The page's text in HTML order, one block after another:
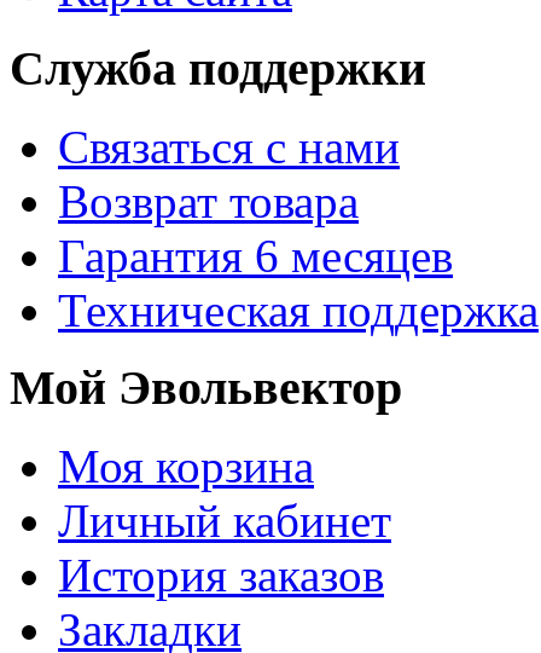
Служба поддержки
Связаться с нами
Возврат товара
Гарантия 6 месяцев
Техническая поддержка
Мой Эвольвектор
Моя корзина
Личный кабинет
История заказов
Закладки